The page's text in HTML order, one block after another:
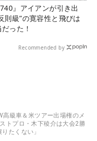
』アイアンが引き出
則級”の寛容性と飛びは
った！
Recommended by
高級車＆米ツアー出場権のメ
トプロ・木下稜介は大会2勝
たくない」